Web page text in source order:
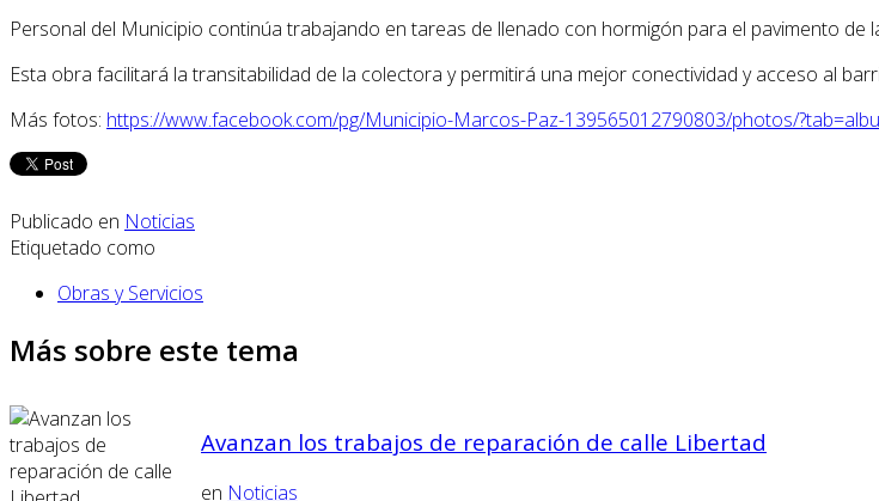
Personal del Municipio continúa trabajando en tareas de llenado con hormigón para el pavimento
Esta obra facilitará la transitabilidad de la colectora y permitirá una mejor conectividad y acceso al
Más fotos: https://www.facebook.com/pg/Municipio-Marcos-Paz-139565012790803/photos/
Publicado en Noticias
Etiquetado como
Obras y Servicios
Más sobre este tema
Avanzan los trabajos de reparación de calle Libertad
en Noticias